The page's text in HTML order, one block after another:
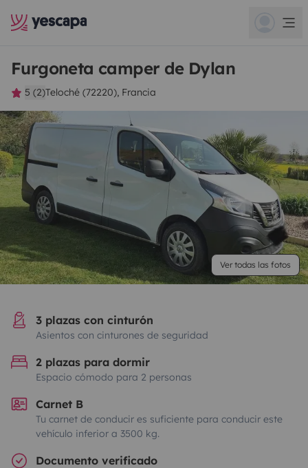
Furgoneta camper de Dylan
5 (2)Teloché (72220), Francia
Ver todas las fotos
3 plazas con cinturón
Asientos con cinturones de seguridad
2 plazas para dormir
Espacio cómodo para 2 personas
Carnet B
Tu carnet de conducir es suficiente para conducir este
vehículo inferior a 3500 kg.
Documento verificado